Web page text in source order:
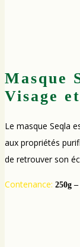
Masque
Visage
Le masque Seqla
aux propriétés
de retrouver son
Contenance: 250g